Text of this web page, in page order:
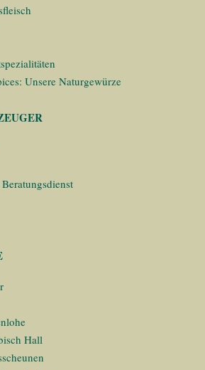
Unsere Naturgewürze
Hall